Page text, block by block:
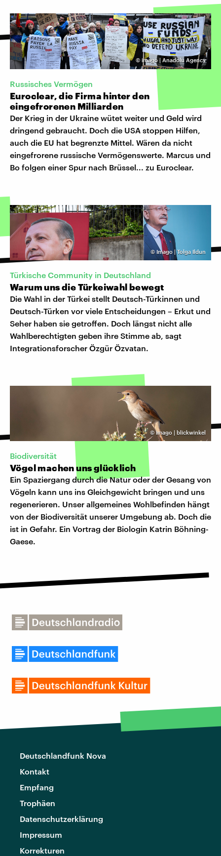
© imago | Anadolu Agency
Russisches Vermögen
Euroclear, die Firma hinter den
eingefrorenen Milliarden
Der Krieg in der Ukraine wütet weiter und Geld wird
dringend gebraucht. Doch die USA stoppen Hilfen,
auch die EU hat begrenzte Mittel. Wären da nicht
eingefrorene russische Vermögenswerte. Marcus und
Bo folgen einer Spur nach Brüssel... zu Euroclear.
© Imago | Tolga Ildun
Türkische Community in Deutschland
Warum uns die Türkeiwahl bewegt
Die Wahl in der Türkei stellt Deutsch-Türkinnen und
Deutsch-Türken vor viele Entscheidungen – Erkut und
Seher haben sie getroffen. Doch längst nicht alle
Wahlberechtigten geben ihre Stimme ab, sagt
Integrationsforscher Özgür Özvatan.
©Imago | blickwinkel
Biodiversität
Vögel machen uns glücklich
Ein Spaziergang durch die Natur oder der Gesang von
Vögeln kann uns ins Gleichgewicht bringen und uns
regenerieren. Unser allgemeines Wohlbefinden hängt
von der Biodiversität unserer Umgebung ab. Doch die
ist in Gefahr. Ein Vortrag der Biologin Katrin Böhning-
Gaese.
Deutschlandfunk Nova
Kontakt
Empfang
Trophäen
Datenschutzerklärung
Impressum
Korrekturen